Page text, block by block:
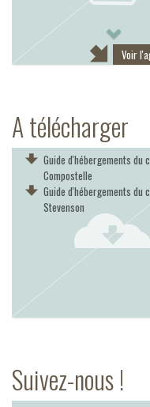
Voir
A télécharger
Guide d'hébergements du
Compostelle
Guide d'hébergements du
Stevenson
Suivez-nous !